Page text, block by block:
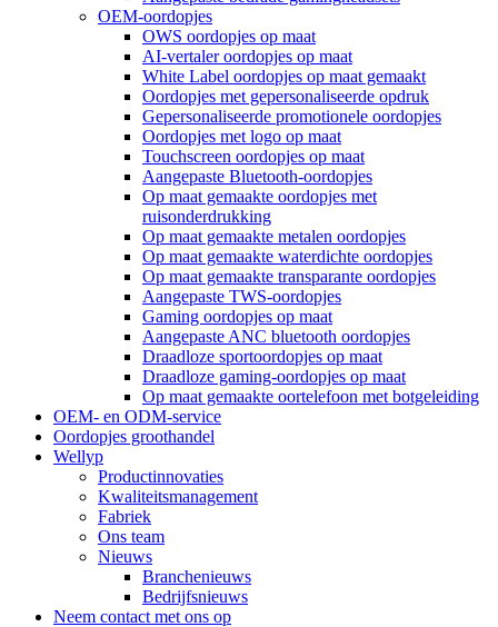
OEM-oordopjes
OWS oordopjes op maat
AI-vertaler oordopjes op maat
White Label oordopjes op maat gemaakt
Oordopjes met gepersonaliseerde opdruk
Gepersonaliseerde promotionele oordopjes
Oordopjes met logo op maat
Touchscreen oordopjes op maat
Aangepaste Bluetooth-oordopjes
Op maat gemaakte oordopjes met
ruisonderdrukking
Op maat gemaakte metalen oordopjes
Op maat gemaakte waterdichte oordopjes
Op maat gemaakte transparante oordopjes
Aangepaste TWS-oordopjes
Gaming oordopjes op maat
Aangepaste ANC bluetooth oordopjes
Draadloze sportoordopjes op maat
Draadloze gaming-oordopjes op maat
Op maat gemaakte oortelefoon met botgeleiding
OEM- en ODM-service
Oordopjes groothandel
Wellyp
Productinnovaties
Kwaliteitsmanagement
Fabriek
Ons team
Nieuws
Branchenieuws
Bedrijfsnieuws
Neem contact met ons op